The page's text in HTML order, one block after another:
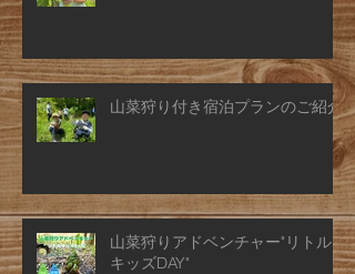
山菜狩り付き宿泊プランのご紹介
山菜狩りアドベンチャー"リトル
キッズDAY"